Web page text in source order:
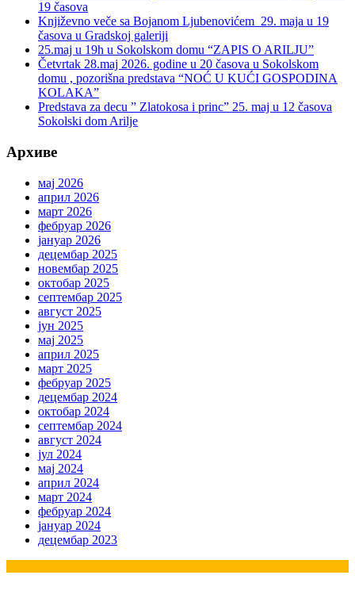
19 časova
Književno veče sa Bojanom Ljubenovićem 29. maja u 19
časova u Gradskoj galeriji
25.maj u 19h u Sokolskom domu “ZAPIS O ARILJU”
Četvrtak 28.maj 2026. godine u 20 časova u Sokolskom
domu , pozorišna predstava “NOĆ U KUĆI GOSPODINA
KOLAKA”
Predstava za decu ” Zlatokosa i princ” 25. maj u 12 časova
Sokolski dom Arilje
Архиве
мај 2026
април 2026
март 2026
фебруар 2026
јануар 2026
децембар 2025
новембар 2025
октобар 2025
септембар 2025
август 2025
јун 2025
мај 2025
април 2025
март 2025
фебруар 2025
децембар 2024
октобар 2024
септембар 2024
август 2024
јул 2024
мај 2024
април 2024
март 2024
фебруар 2024
јануар 2024
децембар 2023